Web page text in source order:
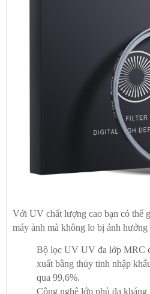
Với UV chất lượng cao bạn có thể
máy ảnh mà không lo bị ảnh
Bộ lọc UV UV đa lớp MRC
xuất bằng thủy tinh nhập
qua 99,6%.
Công nghệ lớp phủ đa